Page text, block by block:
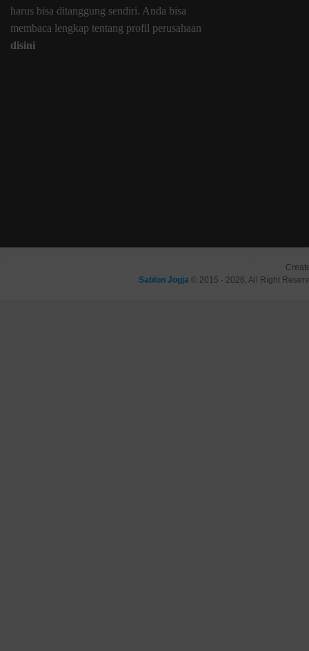
harus bisa ditanggung sendiri. Anda bisa
membaca lengkap tentang profil perusahaan
disini
Sablon Jogja © 2015 - 2026, All Right